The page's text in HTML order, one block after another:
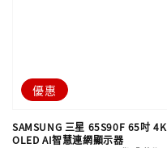
優惠
SAMSUNG 三星 65S90F 65吋 4K
OLED AI智慧連網顯示器